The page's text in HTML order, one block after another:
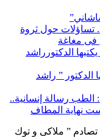
تساؤلات حول ثروة
فى مغاغة
الدكتورراشد
الدكتور ” راشد
الطب رسالة إنسانية..
نهاية المطاف
تصادم ” ملاكى و توك